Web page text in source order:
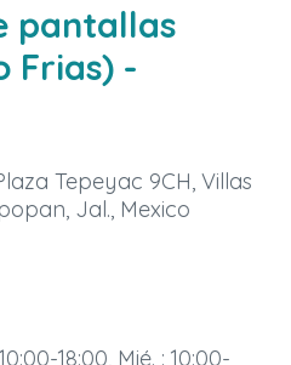
pantallas
Frias) -
Tepeyac 9CH, Villas
Jal., Mexico
18:00, Mié. : 10:00-